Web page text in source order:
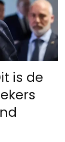
is de